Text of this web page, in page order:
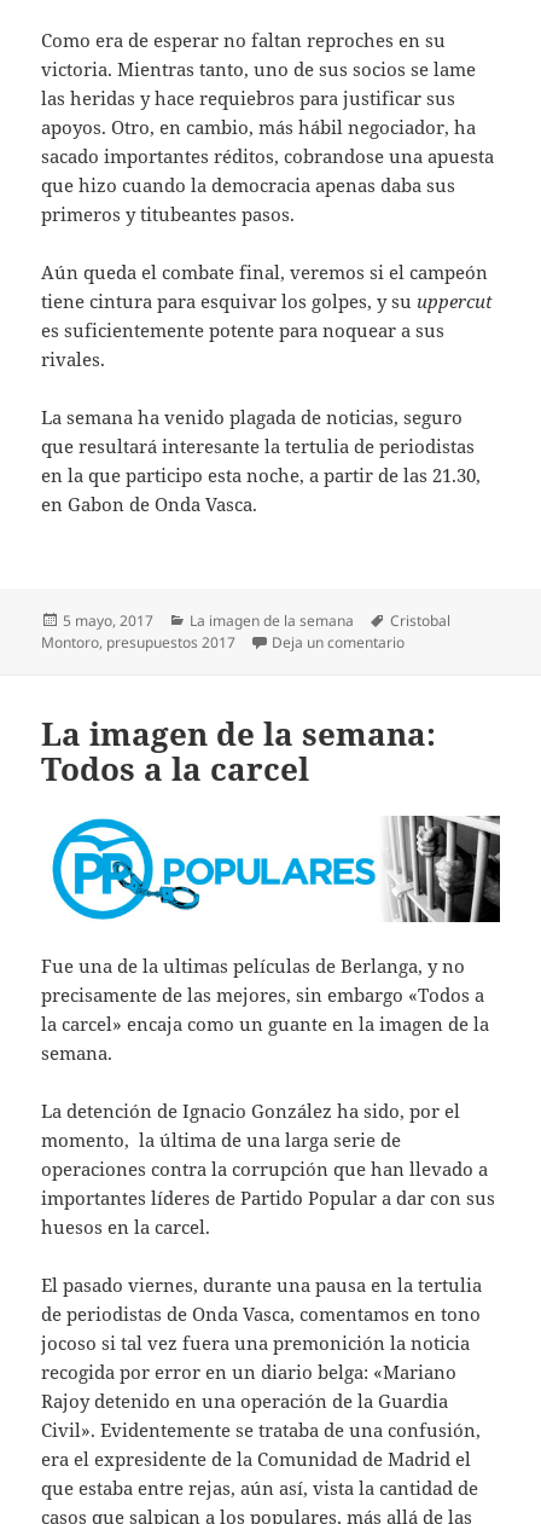
Como era de esperar no faltan reproches en su
victoria. Mientras tanto, uno de sus socios se lame
las heridas y hace requiebros para justificar sus
apoyos. Otro, en cambio, más hábil negociador, ha
sacado importantes réditos, cobrandose una apuesta
que hizo cuando la democracia apenas daba sus
primeros y titubeantes pasos.
Aún queda el combate final, veremos si el campeón
tiene cintura para esquivar los golpes, y su uppercut
es suficientemente potente para noquear a sus
rivales.
La semana ha venido plagada de noticias, seguro
que resultará interesante la tertulia de periodistas
en la que participo esta noche, a partir de las 21.30,
en Gabon de Onda Vasca.
Publicado
el
5 mayo, 2017 Categorías
La imagen de la semana Etiquetas
Cristobal
Montoro, presupuestos 2017 Deja un comentarioen La imagen de la
La imagen de la semana:
Todos a la carcel
Fue una de la ultimas películas de Berlanga, y no
precisamente de las mejores, sin embargo «Todos a
la carcel» encaja como un guante en la imagen de la
semana.
La detención de Ignacio González ha sido, por el
momento, la última de una larga serie de
operaciones contra la corrupción que han llevado a
importantes líderes de Partido Popular a dar con sus
huesos en la carcel.
El pasado viernes, durante una pausa en la tertulia
de periodistas de Onda Vasca, comentamos en tono
jocoso si tal vez fuera una premonición la noticia
recogida por error en un diario belga: «Mariano
Rajoy detenido en una operación de la Guardia
Civil». Evidentemente se trataba de una confusión,
era el expresidente de la Comunidad de Madrid el
que estaba entre rejas, aún así, vista la cantidad de
casos que salpican a los populares, más allá de las